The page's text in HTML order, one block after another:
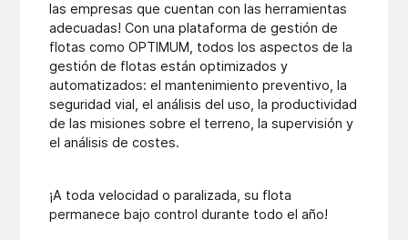
las empresas que cuentan con las herramientas
adecuadas! Con una plataforma de gestión de
flotas como OPTIMUM, todos los aspectos de la
gestión de flotas están optimizados y
automatizados: el mantenimiento preventivo, la
seguridad vial, el análisis del uso, la productividad
de las misiones sobre el terreno, la supervisión y
el análisis de costes.
¡A toda velocidad o paralizada, su flota
permanece bajo control durante todo el año!